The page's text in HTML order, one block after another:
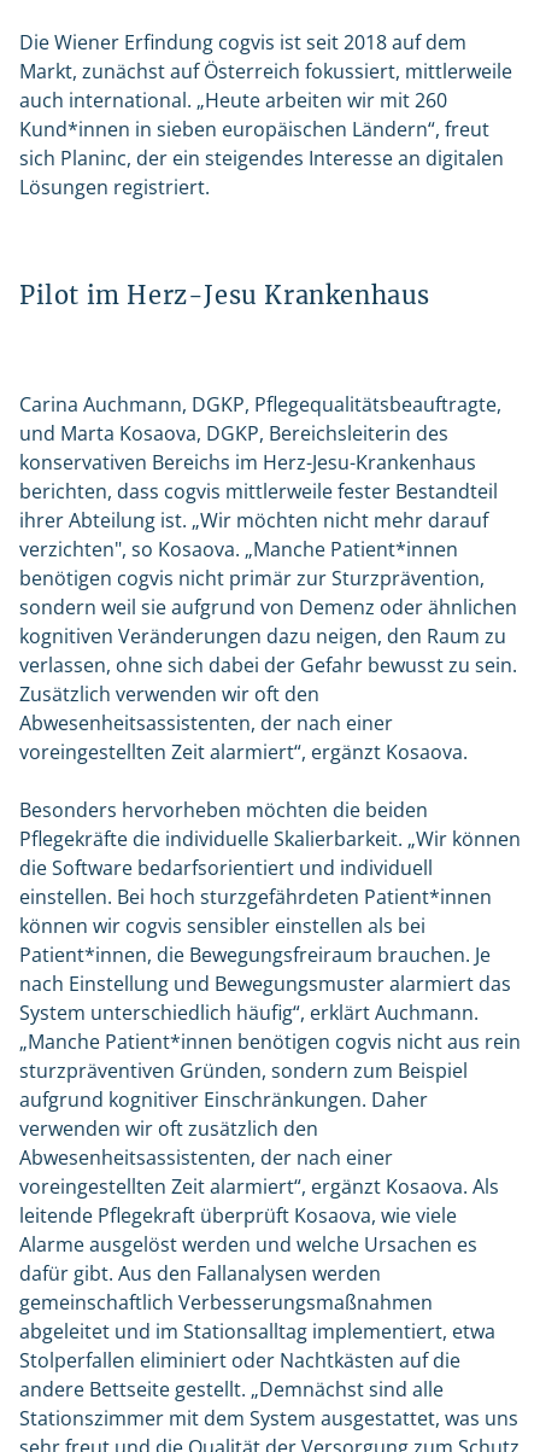
Die Wiener Erfindung cogvis ist seit 2018 auf dem
Markt, zunächst auf Österreich fokussiert, mittlerweile
auch international. „Heute arbeiten wir mit 260
Kund*innen in sieben europäischen Ländern“, freut
sich Planinc, der ein steigendes Interesse an digitalen
Lösungen registriert.
Pilot im Herz-Jesu Krankenhaus
Carina Auchmann, DGKP, Pflegequalitätsbeauftragte,
und Marta Kosaova, DGKP, Bereichsleiterin des
konservativen Bereichs im Herz-Jesu-Krankenhaus
berichten, dass cogvis mittlerweile fester Bestandteil
ihrer Abteilung ist. „Wir möchten nicht mehr darauf
verzichten", so Kosaova. „Manche Patient*innen
benötigen cogvis nicht primär zur Sturzprävention,
sondern weil sie aufgrund von Demenz oder ähnlichen
kognitiven Veränderungen dazu neigen, den Raum zu
verlassen, ohne sich dabei der Gefahr bewusst zu sein.
Zusätzlich verwenden wir oft den
Abwesenheitsassistenten, der nach einer
voreingestellten Zeit alarmiert“, ergänzt Kosaova.
Besonders hervorheben möchten die beiden
Pflegekräfte die individuelle Skalierbarkeit. „Wir können
die Software bedarfsorientiert und individuell
einstellen. Bei hoch sturzgefährdeten Patient*innen
können wir cogvis sensibler einstellen als bei
Patient*innen, die Bewegungsfreiraum brauchen. Je
nach Einstellung und Bewegungsmuster alarmiert das
System unterschiedlich häufig“, erklärt Auchmann.
„Manche Patient*innen benötigen cogvis nicht aus rein
sturzpräventiven Gründen, sondern zum Beispiel
aufgrund kognitiver Einschränkungen. Daher
verwenden wir oft zusätzlich den
Abwesenheitsassistenten, der nach einer
voreingestellten Zeit alarmiert“, ergänzt Kosaova. Als
leitende Pflegekraft überprüft Kosaova, wie viele
Alarme ausgelöst werden und welche Ursachen es
dafür gibt. Aus den Fallanalysen werden
gemeinschaftlich Verbesserungsmaßnahmen
abgeleitet und im Stationsalltag implementiert, etwa
Stolperfallen eliminiert oder Nachtkästen auf die
andere Bettseite gestellt. „Demnächst sind alle
Stationszimmer mit dem System ausgestattet, was uns